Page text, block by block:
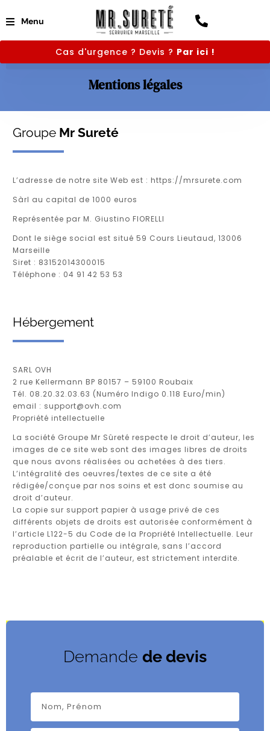
Menu
Cas d'urgence ? Devis ? Par ici !
Mentions légales
Groupe Mr Sureté
L’adresse de notre site Web est : https://mrsurete.com
Sàrl au capital de 1000 euros
Représentée par M. Giustino FIORELLI
Dont le siège social est situé 59 Cours Lieutaud, 13006
Marseille
Siret : 83152014300015
Téléphone : 04 91 42 53 53
Hébergement
SARL OVH
2 rue Kellermann BP 80157 – 59100 Roubaix
Tél. 08.20.32.03.63 (Numéro Indigo 0.118 Euro/min)
email : support@ovh.com
Propriété intellectuelle
La société Groupe Mr Sûreté respecte le droit d’auteur, les
images de ce site web sont des images libres de droits
que nous avons réalisées ou achetées à des tiers.
L’intégralité des oeuvres/textes de ce site a été
rédigée/conçue par nos soins et est donc soumise au
droit d’auteur.
La copie sur support papier à usage privé de ces
différents objets de droits est autorisée conformément à
l’article L122-5 du Code de la Propriété Intellectuelle. Leur
reproduction partielle ou intégrale, sans l’accord
préalable et écrit de l’auteur, est strictement interdite.
Demande de devis